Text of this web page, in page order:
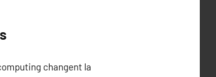
changent la